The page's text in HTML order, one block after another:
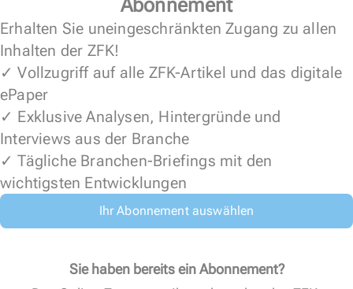
Abonnement
Erhalten Sie uneingeschränkten Zugang zu allen
Inhalten der ZFK!
✓ Vollzugriff auf alle ZFK-Artikel und das digitale
ePaper
✓ Exklusive Analysen, Hintergründe und
Interviews aus der Branche
✓ Tägliche Branchen-Briefings mit den
wichtigsten Entwicklungen
Ihr Abonnement auswählen
Sie haben bereits ein Abonnement?